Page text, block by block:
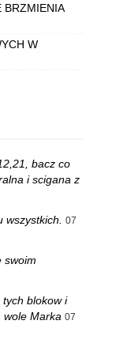
BRZMIENIA
W
bacz co
i scigana z
wszystkich.
07
swoim
tych blokow i
wole Marka 07